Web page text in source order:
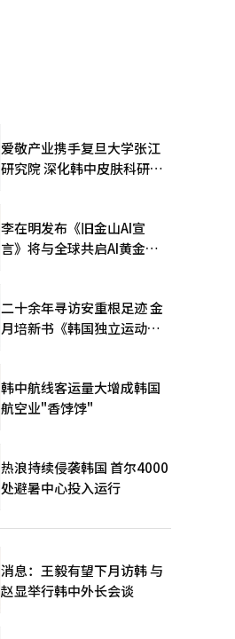
爱敬产业携手复旦大学张江
研究院 深化韩中皮肤科研合
李在明发布《旧金山AI宣
言》将与全球共启AI黄金时
二十余年寻访安重根足迹 金
月培新书《韩国独立运动圣
韩中航线客运量大增成韩国
航空业"香饽饽"
热浪持续侵袭韩国 首尔4000
处避暑中心投入运行
消息：王毅有望下月访韩 与
赵显举行韩中外长会谈